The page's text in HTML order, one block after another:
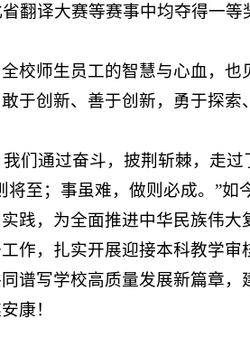
翻译大赛等赛事中均夺得一
校师生员工的智慧与心血，
于创新、善于创新，勇于探
们通过奋斗，披荆斩棘，走
至；事虽难，做则必成。”
践，为全面推进中华民族伟
作，扎实开展迎接本科教学
谱写学校高质量发展新篇章
康！